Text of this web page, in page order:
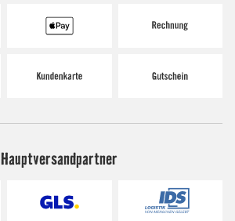
Hauptversandpartner